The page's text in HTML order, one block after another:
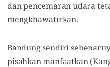
dan pencemaran udara
mengkhawatirkan.
Bandung sendiri
pisahkan manfaatkan